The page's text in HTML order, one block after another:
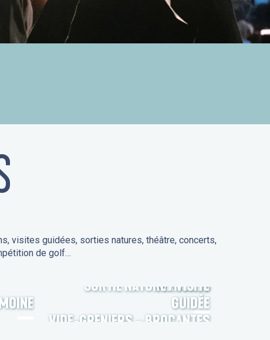
visites guidées, sorties natures, théâtre, concerts,
de golf…
MARCHÉS
SORTIE NATURE / VISITE
GUIDÉE
VIDE-GRENIERS – BROCANTES